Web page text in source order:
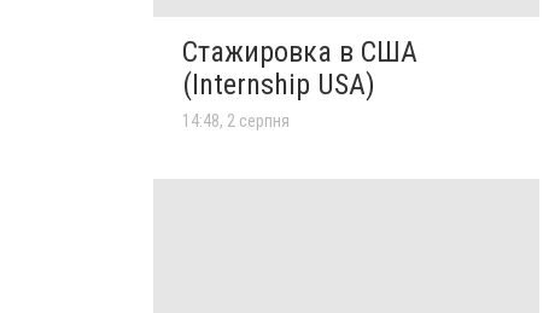
Стажировка в США
(Internship USA)
14:48, 2 серпня